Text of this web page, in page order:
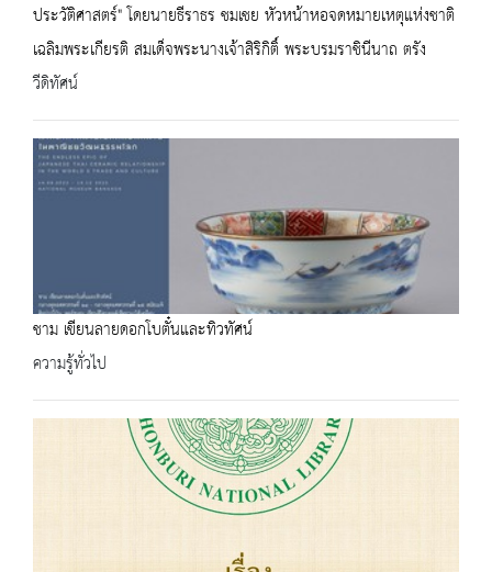
ประวัติศาสตร์" โดยนายธีราธร ชมเชย หัวหน้าหอจดหมายเหตุแห่งชาติ
เฉลิมพระเกียรติ สมเด็จพระนางเจ้าสิริกิติ์ พระบรมราชินีนาถ ตรัง
วีดิทัศน์
ชาม เขียนลายดอกโบตั๋นและทิวทัศน์
ความรู้ทั่วไป